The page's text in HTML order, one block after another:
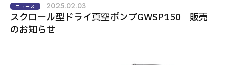
スクロール型ドライ真空ポンプGWSP150 販売
のお知らせ
ニュース 2025.02.03